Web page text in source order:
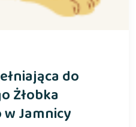
do
Żłobka
Jamnicy